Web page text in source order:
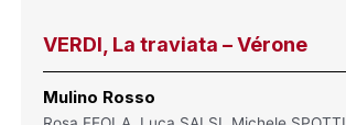
VERDI, La traviata – Vérone
Mulino Rosso